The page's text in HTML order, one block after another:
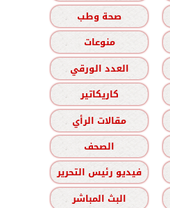
صحة وطب
منوعات
العدد الورقي
كاريكاتير
مقالات الرأي
الصحف
فيديو رئيس التحرير
البث المباشر